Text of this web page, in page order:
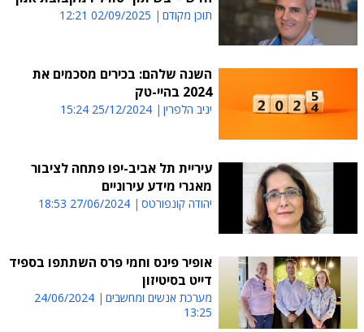
תוכן מקודם 02/09/2025 12:21
השנה שלהם: בכירים מסכמים את
2024 בהיי-טק
יניב הלפרין 25/12/2024 15:24
עיריית תל אביב-יפו פתחה לציבור
מאגרי מידע עירוניים
יהודה קונפורטס 27/06/2024 18:53
אופיר פינס וחמי פרס השתתפו בספיד
דייט בסיטיזון
מערכת אנשים ומחשבים
24/06/2024
13:25